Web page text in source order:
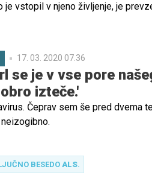
je vstopil v njeno življenje, je
17. 03. 2020 07.36
se je v vse pore
izteče.'
Čeprav sem še pred dvema
BESEDO ALS.